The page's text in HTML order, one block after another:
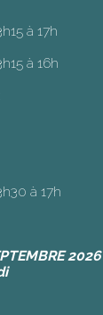
à 17h
à 16h
à 17h
2026